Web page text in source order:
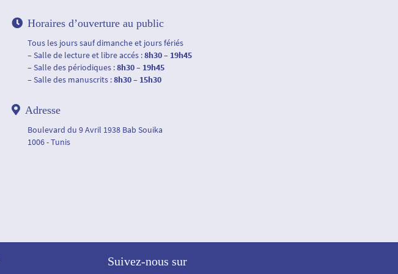
Horaires d’ouverture au public
Tous les jours sauf dimanche et jours fériés
– Salle de lecture et libre accés :8h30 – 19h45
– Salle des périodiques :8h30 – 19h45
– Salle des manuscrits :8h30 – 15h30
Adresse
Boulevard du 9 Avril 1938 Bab Souika
1006 - Tunis
Suivez-nous sur